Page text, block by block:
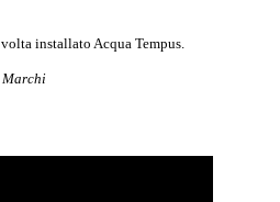
installato Acqua Tempus.
Marchi